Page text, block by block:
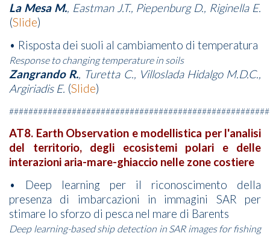
La Mesa M., Eastman J.T., Piepenburg D., Riginella E.
(Slide)
• Risposta dei suoli al cambiamento di temperatura
Response to changing temperature in soils
Zangrando R., Turetta C., Villoslada Hidalgo M.D.C.,
Argiriadis E. (Slide)
AT8. Earth Observation e modellistica per l'analisi
del territorio, degli ecosistemi polari e delle
interazioni aria-mare-ghiaccio nelle zone costiere
• Deep learning per il riconoscimento della
presenza di imbarcazioni in immagini SAR per
stimare lo sforzo di pesca nel mare di Barents
Deep learning-based ship detection in SAR images for fishing